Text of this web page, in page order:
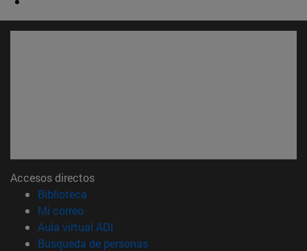
Accesos directos
Biblioteca
Mi correo(abre en nueva ventana)
Aula virtual ADI
Búsqueda de personas(abre en nueva ventana)